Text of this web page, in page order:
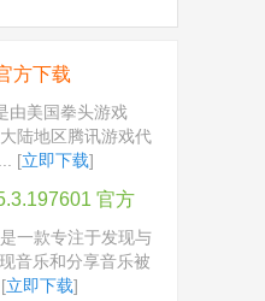
方下载
由美国拳头游戏
陆地区腾讯游戏代
[立即下载]
官方
一款专注于发现与
音乐和分享音乐被
立即下载]